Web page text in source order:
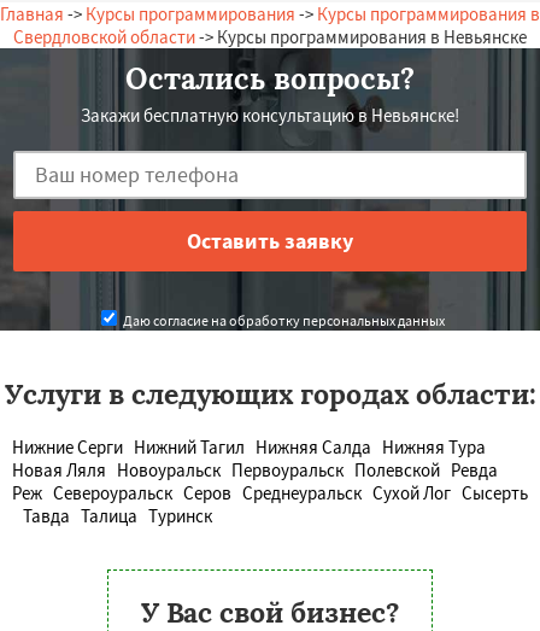
Главная -> Курсы программирования -> Курсы программирования в
Свердловской области-> Курсы программирования в Невьянске
Остались вопросы?
Закажи бесплатную консультацию в Невьянске!
Даю согласие на обработку персональных данных
Услуги в следующих городах области:
Нижние Серги Нижний Тагил Нижняя Салда Нижняя Тура
Новая Ляля Новоуральск Первоуральск Полевской Ревда
Реж Североуральск Серов Среднеуральск Сухой Лог Сысерть
Тавда Талица Туринск
У Вас свой бизнес?